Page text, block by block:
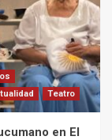
Teatro
en El